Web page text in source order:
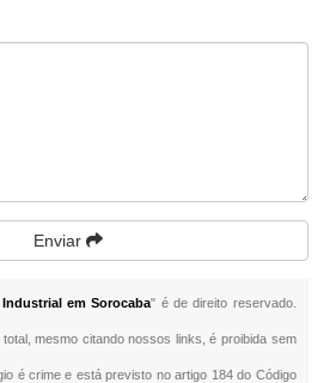
Enviar
em Sorocaba" é de direito reservado.
mesmo citando nossos links, é proibida sem
é crime e está previsto no artigo 184 do Código